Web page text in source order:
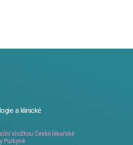
a klinické
složkou České lékařské
Purkyně